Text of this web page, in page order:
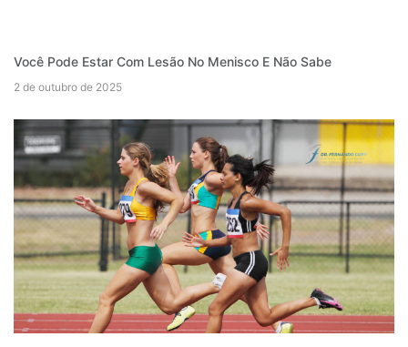
Você Pode Estar Com Lesão No Menisco E Não Sabe
2 de outubro de 2025